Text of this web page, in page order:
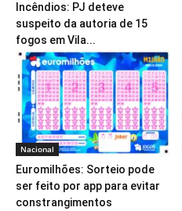
Incêndios: PJ deteve
suspeito da autoria de 15
fogos em Vila...
Nacional
Euromilhões: Sorteio pode
ser feito por app para evitar
constrangimentos